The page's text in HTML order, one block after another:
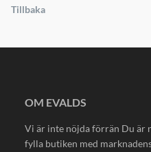
Tillbaka
OM EVALDS
Vi är inte nöjda förrän Du är
fylla butiken med